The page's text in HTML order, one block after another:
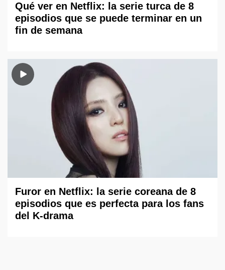
Qué ver en Netflix: la serie turca de 8
episodios que se puede terminar en un
fin de semana
Furor en Netflix: la serie coreana de 8
episodios que es perfecta para los fans
del K-drama